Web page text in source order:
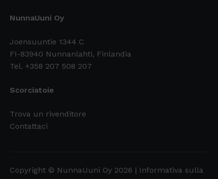
NunnaUuni Oy
Joensuuntie 1344 C
FI-83940 Nunnanlahti, Finlandia
Tel. +358 207 508 207
Scorciatoie
Trova un rivenditore
Contattaci
Copyright © NunnaUuni Oy 2026 | Informativa sulla